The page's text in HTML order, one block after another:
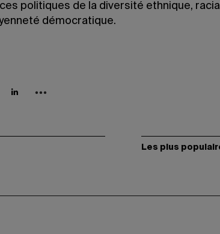
politiques de la diversité ethnique,
démocratique.
Les plus